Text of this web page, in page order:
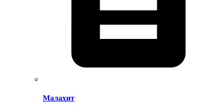
Малахит